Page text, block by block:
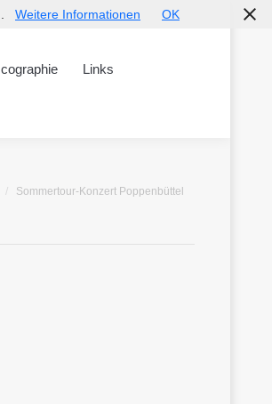
Links
Sommertour-Konzert Poppenbüttel
Weitere Informationen OK